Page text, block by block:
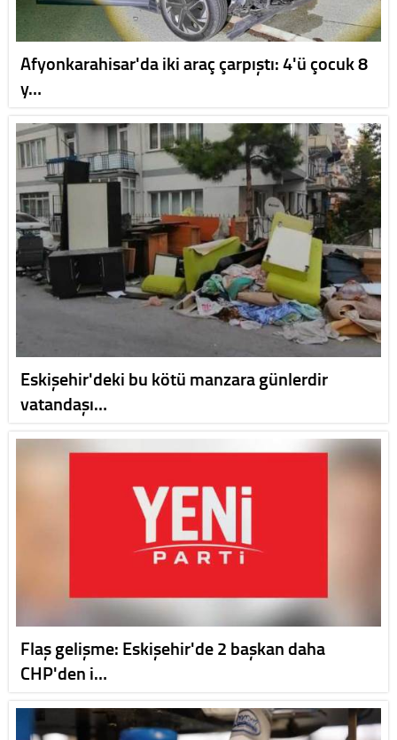
Afyonkarahisar'da iki araç çarpıştı: 4'ü çocuk 8
y…
Eskişehir'deki bu kötü manzara günlerdir
vatandaşı…
Flaş gelişme: Eskişehir'de 2 başkan daha
CHP'den i…